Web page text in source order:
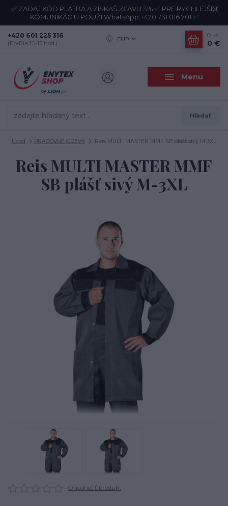
✅ ZADAJ KÓD PLATBA A ZÍSKAŠ ZĽAVU 3% ✅ PRE RÝCHLEJŠIU
KOMUNIKÁCIU POUŽI WhatsApp +420 731 016 701 ✅
Menu
EUR
Hľadať
+420 601 225 316
(Po-Pia 10-13 hod.)
0 ks
0 €
Úvod PRACOVNÉ ODEVY Reis MULTI MASTER MMF SB plášť sivý M-3XL
Reis MULTI MASTER MMF
SB plášť sivý M-3XL
Ohodnotiť produkt